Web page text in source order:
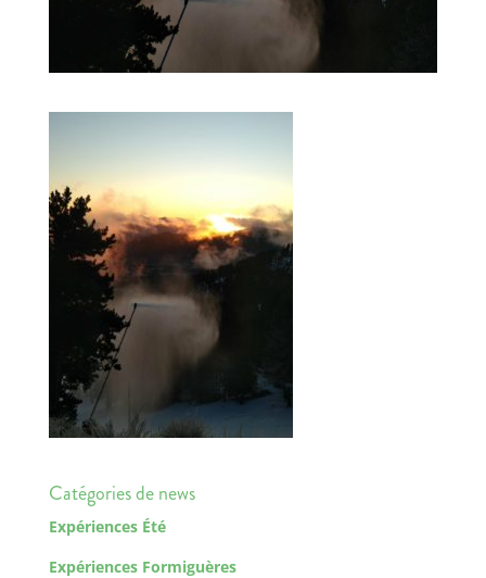
Catégories de news
Expériences Été
Expériences Formiguères